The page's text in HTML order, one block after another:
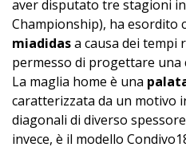
aver disputato tre stagioni in
Championship), ha esordito
miadidasa causa dei tempi
permesso di progettare una
La maglia home è una
caratterizzata da un motivo
diagonali di diverso
invece, è il modello